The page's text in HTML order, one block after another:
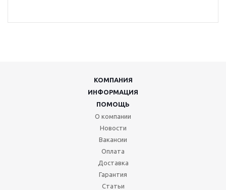
КОМПАНИЯ
ИНФОРМАЦИЯ
ПОМОЩЬ
О компании
Новости
Вакансии
Оплата
Доставка
Гарантия
Статьи